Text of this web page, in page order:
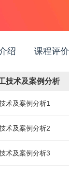
绍 课程评价
技术及案例分析
术及案例分析1
术及案例分析2
术及案例分析3